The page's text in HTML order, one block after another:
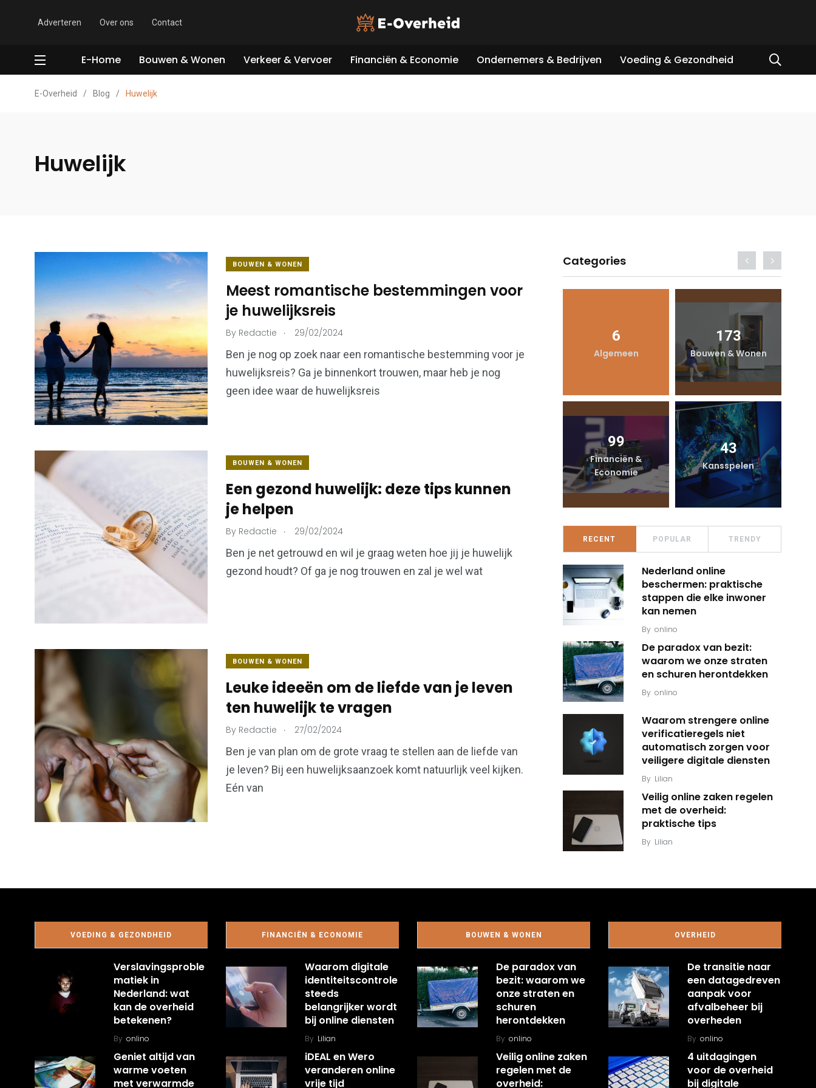
Adverteren Over ons Contact
E-Home Bouwen & Wonen Verkeer & Vervoer Financiën & Economie Ondernemers & Bedrijven Voeding & Gezondheid
E-Overheid / Blog / Huwelijk
Huwelijk
BOUWEN & WONEN
Meest romantische bestemmingen voor
je huwelijksreis
By Redactie . 29/02/2024
Ben je nog op zoek naar een romantische bestemming voor je
huwelijksreis? Ga je binnenkort trouwen, maar heb je nog
geen idee waar de huwelijksreis
BOUWEN & WONEN
Een gezond huwelijk: deze tips kunnen
je helpen
By Redactie . 29/02/2024
Ben je net getrouwd en wil je graag weten hoe jij je huwelijk
gezond houdt? Of ga je nog trouwen en zal je wel wat
BOUWEN & WONEN
Leuke ideeën om de liefde van je leven
ten huwelijk te vragen
By Redactie . 27/02/2024
Ben je van plan om de grote vraag te stellen aan de liefde van
je leven? Bij een huwelijksaanzoek komt natuurlijk veel kijken.
Eén van
Categories
6
Algemeen
173
Bouwen & Wonen
Kansspelen
Bedrijven
Overheid
6
Algemeen
173
Bouwen & Wonen
99
Financiën &
Economie
43
Kansspelen
RECENT POPULAR TRENDY
Nederland online
beschermen: praktische
stappen die elke inwoner
kan nemen
By onlino
De paradox van bezit:
waarom we onze straten
en schuren herontdekken
By onlino
Waarom strengere online
verificatieregels niet
automatisch zorgen voor
veiligere digitale diensten
By Lilian
Veilig online zaken regelen
met de overheid:
praktische tips
By Lilian
VOEDING & GEZONDHEID
Verslavingsproble
matiek in
Nederland: wat
kan de overheid
betekenen?
By onlino
Geniet altijd van
warme voeten
met verwarmde
FINANCIËN & ECONOMIE
Waarom digitale
identiteitscontrole
steeds
belangrijker wordt
bij online diensten
By Lilian
iDEAL en Wero
veranderen online
vrije tijd
BOUWEN & WONEN
De paradox van
bezit: waarom we
onze straten en
schuren
herontdekken
By onlino
Veilig online zaken
regelen met de
overheid:
OVERHEID
De transitie naar
een datagedreven
aanpak voor
afvalbeheer bij
overheden
By onlino
4 uitdagingen
voor de overheid
bij digitale